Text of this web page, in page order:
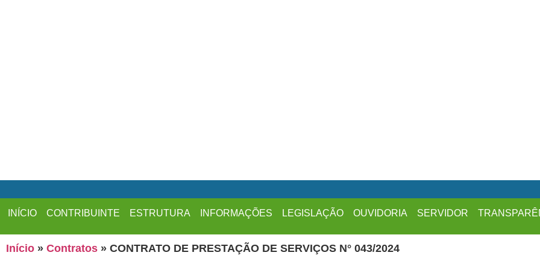
INÍCIO CONTRIBUINTE ESTRUTURA INFORMAÇÕES LEGISLAÇÃO OUVIDORIA SERVIDOR
Início » Contratos » CONTRATO DE PRESTAÇÃO DE SERVIÇOS N° 043/2024